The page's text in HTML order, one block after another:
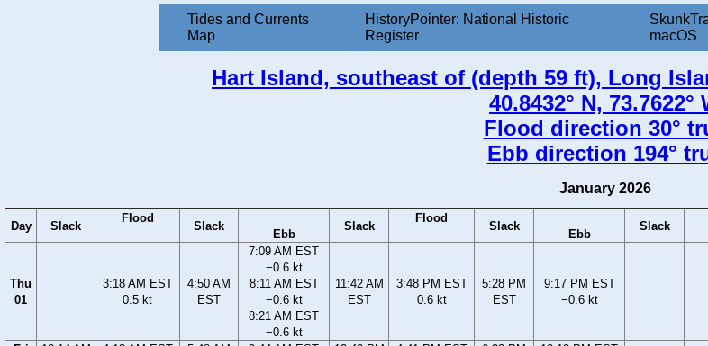
Tides and Currents
Map
HistoryPointer: National Historic
Register
macOS
Hart Island, southeast of (depth 59 ft), Long
40.8432° N, 73.7622°
Flood direction 30°
Ebb direction 194°
January 2026
Day Slack
Flood
Slack
Ebb
Slack
Flood
Slack
Ebb
Slack
Thu
01
3:18 AM EST
0.5 kt
4:50 AM
EST
7:09 AM EST
−0.6 kt
8:11 AM EST
−0.6 kt
8:21 AM EST
−0.6 kt
11:42 AM
EST
3:48 PM EST
0.6 kt
5:28 PM
EST
9:17 PM EST
−0.6 kt